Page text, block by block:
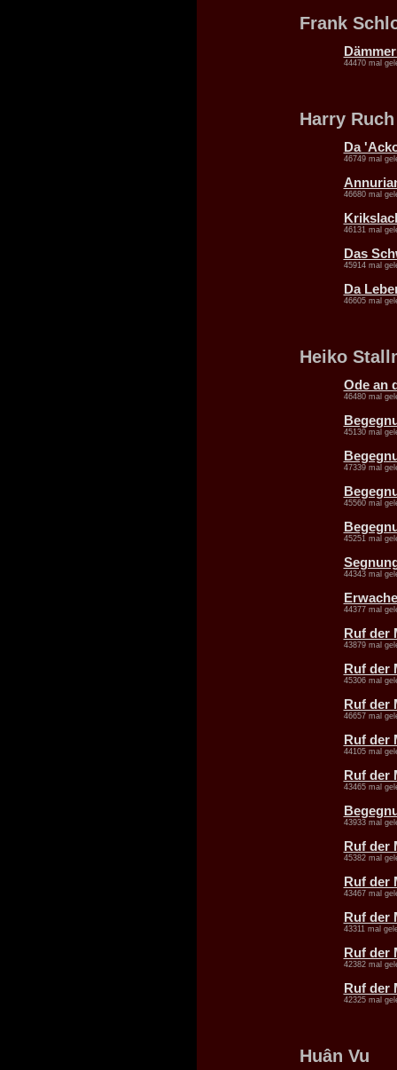
Frank
44470 mal
Harry Ruch
Da
46749 mal
46680 mal
46131 mal
Das
45914 mal
Da
46605 mal
Heiko
Ode an
46480 mal
45130 mal
47339 mal
45560 mal
45251 mal
44343 mal
44377 mal
Ruf der
43879 mal
Ruf der
45306 mal
Ruf der
46657 mal
Ruf der
44105 mal
Ruf der
43465 mal
43933 mal
Ruf der
45382 mal
Ruf der
43467 mal
Ruf der
43311 mal
Ruf der
42382 mal
Ruf der
42325 mal
Huân Vu